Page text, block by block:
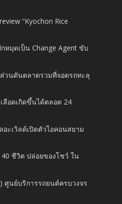
“Kyochon Rice
หมุดเป็น Change Agent ขับ
วนดันตลาดรวมที่จอดรถทะลุ
ลือดเกิดขึ้นได้ตลอด 24
ะเวิลด์เปิดตัวไอคอนสยาม
40 ชีวิต ปล่อยของโชว์ ใน
ศูนย์บริการรถยนต์ครบวงจร